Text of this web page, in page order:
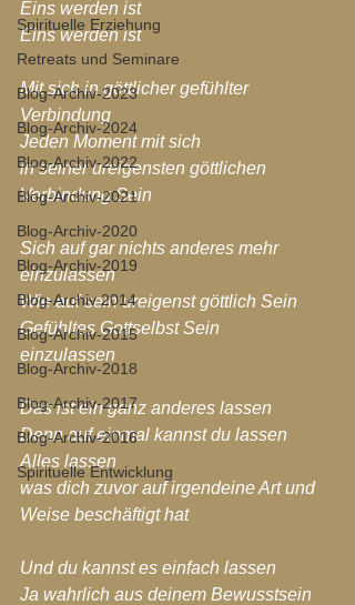
Spirituelle Erziehung
Retreats und Seminare
Blog-Archiv-2023
Blog-Archiv-2024
Blog-Archiv-2022
Blog-Archiv-2021
Blog-Archiv-2020
Blog-Archiv-2019
Blog-Archiv 2014
Blog-Archiv-2015
Blog-Archiv-2018
Blog-Archiv-2017
Blog-Archiv-2016
Spirituelle Entwicklung
Eins werden ist
Eins werden ist
Mit sich in göttlicher gefühlter
Verbindung
Jeden Moment mit sich
in seiner ureigensten göttlichen
Verbindung Sein
Sich auf gar nichts anderes mehr
einzulassen
Wie auf sein ureigenst göttlich Sein
Gefühltes Gottselbst Sein
einzulassen
Das ist ein ganz anderes lassen
Denn auf einmal kannst du lassen
Alles lassen
was dich zuvor auf irgendeine Art und
Weise beschäftigt hat
Und du kannst es einfach lassen
Ja wahrlich aus deinem Bewusstsein